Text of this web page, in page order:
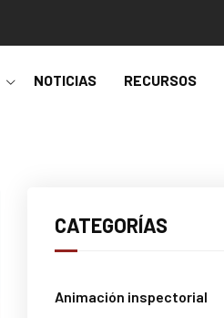
NOTICIAS RECURSOS
CATEGORÍAS
Animación inspectorial